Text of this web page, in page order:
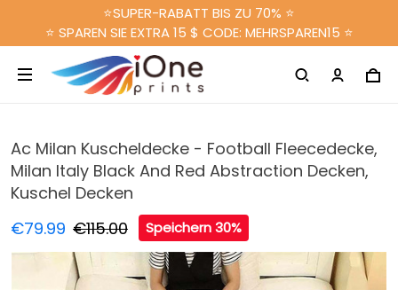
⭐SUPER-RABATT BIS ZU 70% ⭐
⭐ SPAREN SIE EXTRA 15 $ CODE: MEHRSPAREN15 ⭐
Ac Milan Kuscheldecke - Football Fleecedecke,
Milan Italy Black And Red Abstraction Decken,
Kuschel Decken
€79.99 €115.00 Speichern 30%